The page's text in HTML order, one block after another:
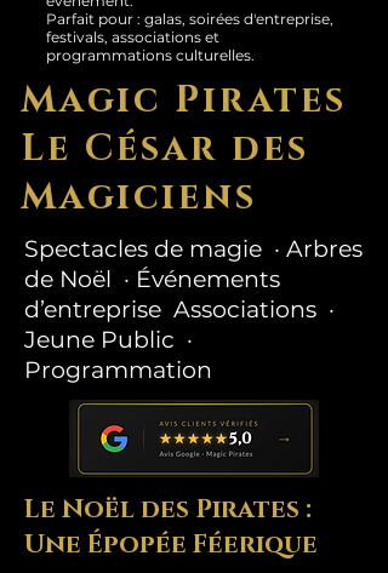
Parfait pour : galas, soirées d'entreprise,
festivals, associations et
programmations culturelles.
Magic Pirates
Le César des
Magiciens
Spectacles de magie · Arbres
de Noël · Événements
d’entreprise Associations ·
Jeune Public ·
Programmation
Le Noël des Pirates :
Une Épopée Féerique